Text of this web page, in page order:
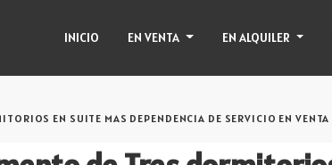
INICIO EN VENTA EN ALQUILER
EN SUITE MAS DEPENDENCIA DE SERVICIO EN VENTA